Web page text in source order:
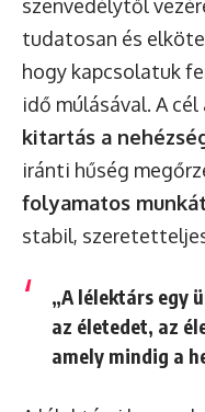
szenvedélytől
tudatosan és
hogy kapcsolatuk
idő múlásával. A
kitartás a
iránti hűség
folyamatos munkát
stabil,
„A lélektárs egy
az életedet, az
amely mindig a